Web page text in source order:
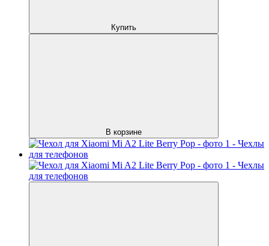
Купить
В корзине